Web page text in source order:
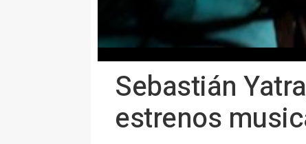
Sebastián
estrenos